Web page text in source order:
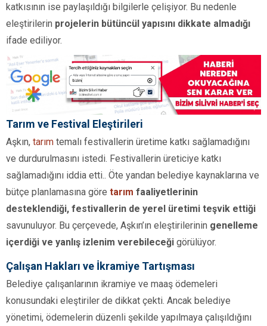
katkısının ise paylaşıldığı bilgilerle çelişiyor. Bu nedenle
eleştirilerin projelerin bütüncül yapısını dikkate almadığı
ifade ediliyor.
Tarım ve Festival Eleştirileri
Aşkın, tarım temalı festivallerin üretime katkı sağlamadığını
ve durdurulmasını istedi. Festivallerin üreticiye katkı
sağlamadığını iddia etti.. Öte yandan belediye kaynaklarına ve
bütçe planlamasına göre tarım faaliyetlerinin
desteklendiği, festivallerin de yerel üretimi teşvik ettiği
savunuluyor. Bu çerçevede, Aşkın’ın eleştirilerinin genelleme
içerdiği ve yanlış izlenim verebileceği görülüyor.
Çalışan Hakları ve İkramiye Tartışması
Belediye çalışanlarının ikramiye ve maaş ödemeleri
konusundaki eleştiriler de dikkat çekti. Ancak belediye
yönetimi, ödemelerin düzenli şekilde yapılmaya çalışıldığını